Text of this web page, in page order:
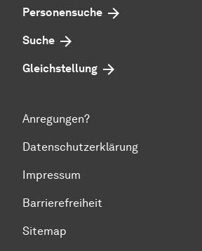
Personensuche
Suche
Gleichstellung
Anregungen?
Datenschutzerklärung
Impressum
Barrierefreiheit
Sitemap